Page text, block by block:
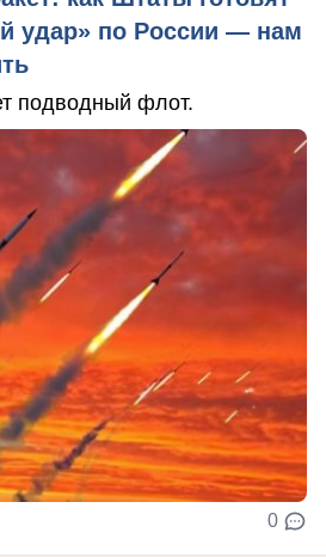
удар» по России — нам
подводный флот.
0